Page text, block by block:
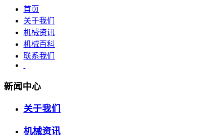
首页
关于我们
机械资讯
机械百科
联系我们
新闻中心
关于我们
机械资讯